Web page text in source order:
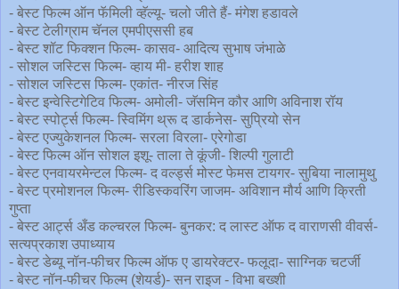
- बेस्ट फिल्म ऑन फॅमिली व्हॅल्यू- चलो जीते हैं- मंगेश हडावले
- बेस्ट टेलीग्राम चॅनल एमपीएससी हब
- बेस्ट शॉट फिक्शन फिल्म- कासव- आदित्य सुभाष जंभाळे
- सोशल जस्टिस फिल्म- व्हाय मी- हरीश शाह
- सोशल जस्टिस फिल्म- एकांत- नीरज सिंह
- बेस्ट इन्वेस्टिगेटिव फिल्म- अमोली- जॅसमिन कौर आणि अविनाश रॉय
- बेस्ट स्पोर्ट्स फिल्म- स्विमिंग थ्रू द डार्कनेस- सुप्रियो सेन
- बेस्ट एज्युकेशनल फिल्म- सरला विरला- एरेगोडा
- बेस्ट फिल्म ऑन सोशल इशू- ताला ते कूंजी- शिल्पी गुलाटी
- बेस्ट एनवायरमेन्टल फिल्म- द वर्ल्ड्स मोस्ट फेमस टायगर- सुबिया नालामुथु
- बेस्ट प्रमोशनल फिल्म- रीडिस्कवरिंग जाजम- अविशान मौर्य आणि क्रिती
गुप्ता
- बेस्ट आर्ट्स अँड कल्चरल फिल्म- बुनकर: द लास्ट ऑफ द वाराणसी वीवर्स-
सत्यप्रकाश उपाध्याय
- बेस्ट डेब्यू नॉन-फीचर फिल्म ऑफ ए डायरेक्टर- फलूदा- साग्निक चटर्जी
- बेस्ट नॉन-फीचर फिल्म (शेयर्ड)- सन राइज - विभा बख्शी